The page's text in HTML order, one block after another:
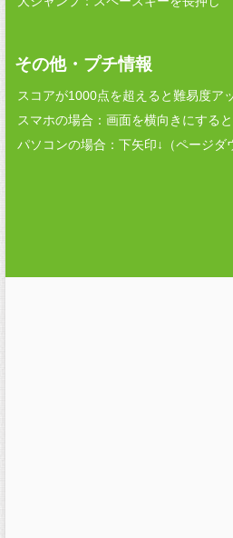
その他・プチ情報
スコアが1000点を超えると難易度ア
スマホの場合：画面を横向きにする
パソコンの場合：下矢印↓（ページダ